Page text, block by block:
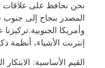
نحن نحافظ على علاقات
المصدر بنجاح إلى جنوب
وأمريكا
إنترنت الأشياء، أنظمة
القيم الأساسية: الابتكار